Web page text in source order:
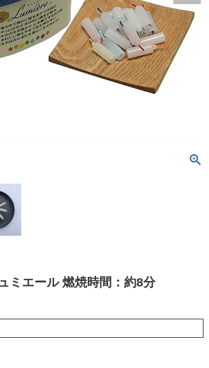
ミエール 燃焼時間：約8分